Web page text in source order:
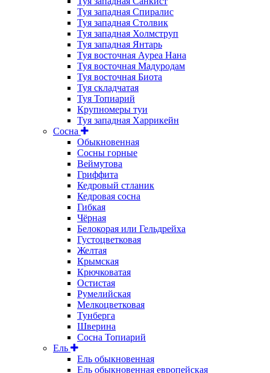
Туя западная Спиралис
Туя западная Столвик
Туя западная Холмструп
Туя западная Янтарь
Туя восточная Ауреа Нана
Туя восточная Мадуродам
Туя восточная Биота
Туя складчатая
Туя Топиарий
Крупномеры туи
Туя западная Харрикейн
Сосна
Обыкновенная
Сосны горные
Веймутова
Гриффита
Кедровый стланик
Кедровая сосна
Гибкая
Чёрная
Белокорая или Гельдрейха
Густоцветковая
Желтая
Крымская
Крючковатая
Остистая
Румелийская
Мелкоцветковая
Тунберга
Шверина
Сосна Топиарий
Ель
Ель обыкновенная
Ель обыкновенная европейская